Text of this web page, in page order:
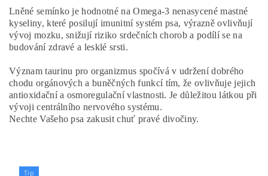
Lněné semínko je hodnotné na Omega-3 nenasycené mastné
kyseliny, které posilují imunitní systém psa, výrazně ovlivňují
vývoj mozku, snižují riziko srdečních chorob a podílí se na
budování zdravé a lesklé srsti.
Význam taurinu pro organizmus spočívá v udržení dobrého
chodu orgánových a buněčných funkcí tím, že ovlivňuje jejich
antioxidační a osmoregulační vlastnosti. Je důležitou látkou při
vývoji centrálního nervového systému.
Nechte Vašeho psa zakusit chuť pravé divočiny.
Tip